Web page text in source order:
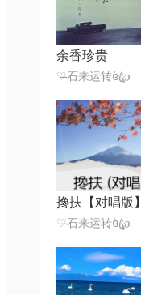
余香珍贵
♡̶石来运转꧔ꦿ℘
搀扶【对唱版】
♡̶石来运转꧔ꦿ℘